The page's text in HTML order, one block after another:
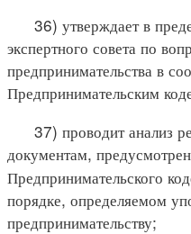
36) утверждает в
экспертного совета по
предпринимательства в
Предпринимательским
37) проводит анализ
документам,
Предпринимательского
порядке, определяемом
предпринимательству;